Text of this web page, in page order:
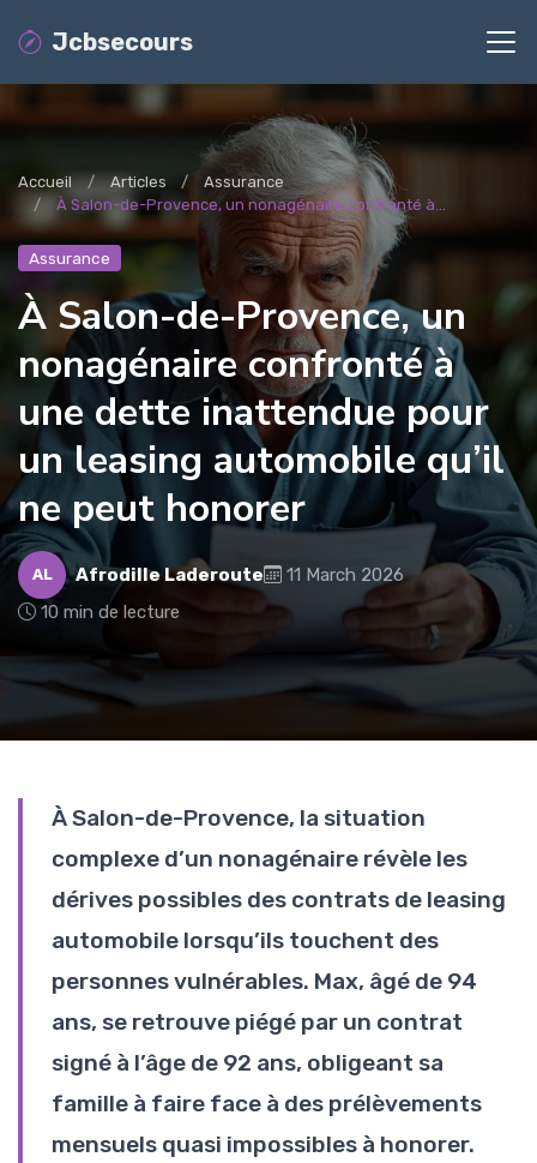
Jcbsecours
Accueil Articles
Assurance
À Salon-de-Provence, un nonagénaire confronté à...
Assurance
À Salon-de-Provence, un
nonagénaire confronté à
une dette inattendue pour
un leasing automobile qu’il
ne peut honorer
AL Afrodille Laderoute
11 March 2026
10 min de lecture
À Salon-de-Provence, la situation
complexe d’un nonagénaire révèle les
dérives possibles des contrats de leasing
automobile lorsqu’ils touchent des
personnes vulnérables. Max, âgé de 94
ans, se retrouve piégé par un contrat
signé à l’âge de 92 ans, obligeant sa
famille à faire face à des prélèvements
mensuels quasi impossibles à honorer.